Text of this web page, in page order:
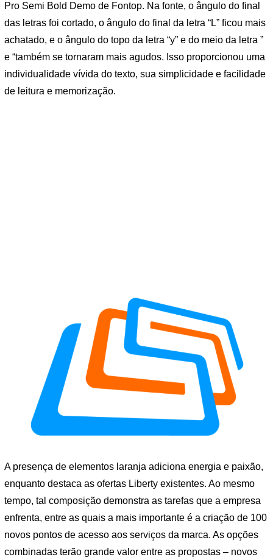
Pro Semi Bold Demo de Fontop. Na fonte, o ângulo do final
das letras foi cortado, o ângulo do final da letra “L” ficou mais
achatado, e o ângulo do topo da letra “y” e do meio da letra ”
e “também se tornaram mais agudos. Isso proporcionou uma
individualidade vívida do texto, sua simplicidade e facilidade
de leitura e memorização.
A presença de elementos laranja adiciona energia e paixão,
enquanto destaca as ofertas Liberty existentes. Ao mesmo
tempo, tal composição demonstra as tarefas que a empresa
enfrenta, entre as quais a mais importante é a criação de 100
novos pontos de acesso aos serviços da marca. As opções
combinadas terão grande valor entre as propostas – novos